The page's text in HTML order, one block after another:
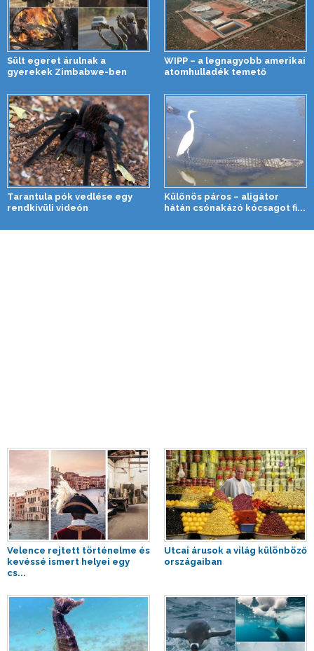
Sült egeret árulnak a
gyerekek Zimbabwe-ben
WIPP – a legnagyobb amerikai
atomhulladék temető
Tarantula pók vedlése egy
rendkívüli videón
Különös páros – aligátor
hátán csónakázó kócsagot fi...
Velence rejtett történelme és
kevéssé ismert helyei egy
cs...
Utcai árusok a világ különböző
országaiban